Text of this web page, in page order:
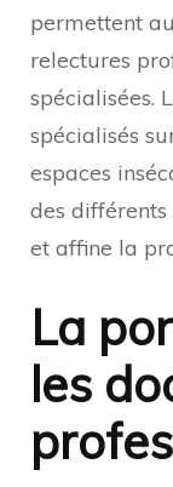
permettent
relectures
spécialisées.
spécialisés
espaces
des différents
et affine la
La
les